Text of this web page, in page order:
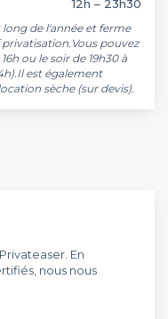
12h – 23h30
de l'année et ferme
privatisation.Vous pouvez
ou le soir de 19h30 à
est également
sèche (sur devis).
En
nous nous